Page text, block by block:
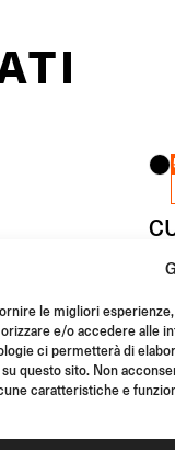
le migliori
e/o accedere alle
ci permetterà di
questo sito. Non
caratteristiche e
€
Da